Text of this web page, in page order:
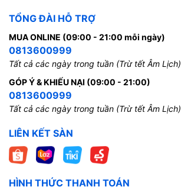
TỔNG ĐÀI HỖ TRỢ
MUA ONLINE (09:00 - 21:00 mỗi ngày)
0813600999
Tất cả các ngày trong tuần (Trừ tết Âm Lịch)
GÓP Ý & KHIẾU NẠI (09:00 - 21:00)
0813600999
Tất cả các ngày trong tuần (Trừ tết Âm Lịch)
LIÊN KẾT SÀN
HÌNH THỨC THANH TOÁN